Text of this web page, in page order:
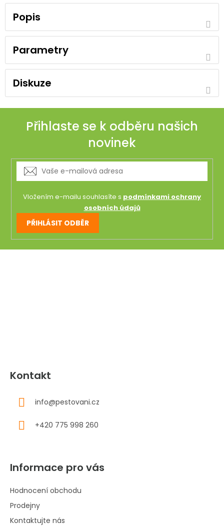
Popis
Parametry
Diskuze
Přihlaste se k odběru našich
novinek
Vložením e-mailu souhlasíte s podmínkami ochrany
osobních údajů
PŘIHLÁSIT ODBĚR
Kontakt
info@pestovani.cz
+420 775 998 260
Informace pro vás
Hodnocení obchodu
Prodejny
Kontaktujte nás